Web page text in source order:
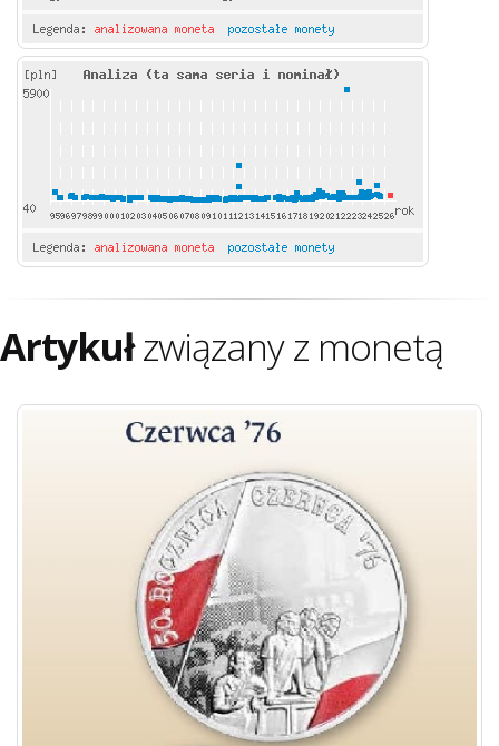
Artykułzwiązany z monetą